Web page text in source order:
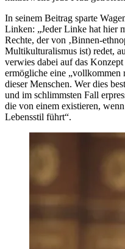
In seinem Beitrag sparte
Linken: „Jeder Linke hat hier
Rechte, der von ‚Binnen-
Multikulturalismus ist) redet,
verwies dabei auf das
ermögliche eine „vollkommen
dieser Menschen. Wer dies
und im schlimmsten Fall
die von einem existieren,
Lebensstil führt“.